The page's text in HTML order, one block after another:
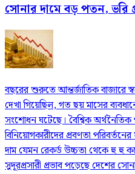
সোনার দামে বড় পতন, ভরি
বছরের শুরুতে আন্তর্জাতিক বাজারে
দেখা গিয়েছিল, গত ছয় মাসের
সংশোধন ঘটেছে। বৈশ্বিক অর্থনৈতিক
বিনিয়োগকারীদের প্রবণতা
দাম যেমন রেকর্ড উচ্চতা থেকে হু হু
সুদূরপ্রসারী প্রভাব পড়েছে দেশের